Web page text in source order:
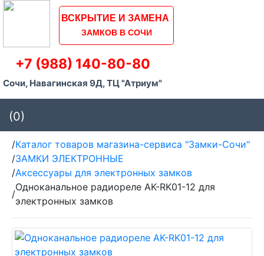
ВСКРЫТИЕ И ЗАМЕНА
ЗАМКОВ В СОЧИ
+7 (988) 140-80-80
Сочи, Навагинская 9Д, ТЦ "Атриум"
(0)
/Каталог товаров магазина-сервиса "Замки-Сочи"
/ЗАМКИ ЭЛЕКТРОННЫЕ
/Аксессуары для электронных замков
/
Одноканальное радиореле AK-RK01-12 для
электронных замков